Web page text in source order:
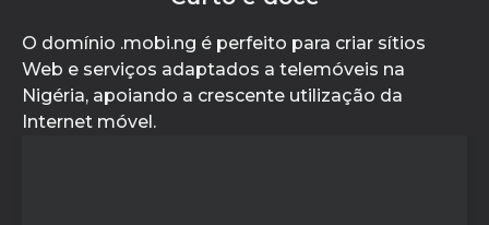
O domínio .mobi.ng é perfeito para criar sítios
Web e serviços adaptados a telemóveis na
Nigéria, apoiando a crescente utilização da
Internet móvel.